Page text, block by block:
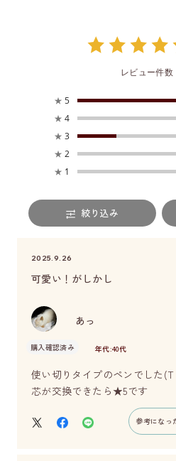
レビュー件数
★ 5
★ 4
★ 3
★ 2
★ 1
絞り込み
2025.9.26
可愛い！がしかし
あっ
購入確認済み 年代:40代
使い切りタイプのペンでした
芯が交換できたら★5です
参考になっ